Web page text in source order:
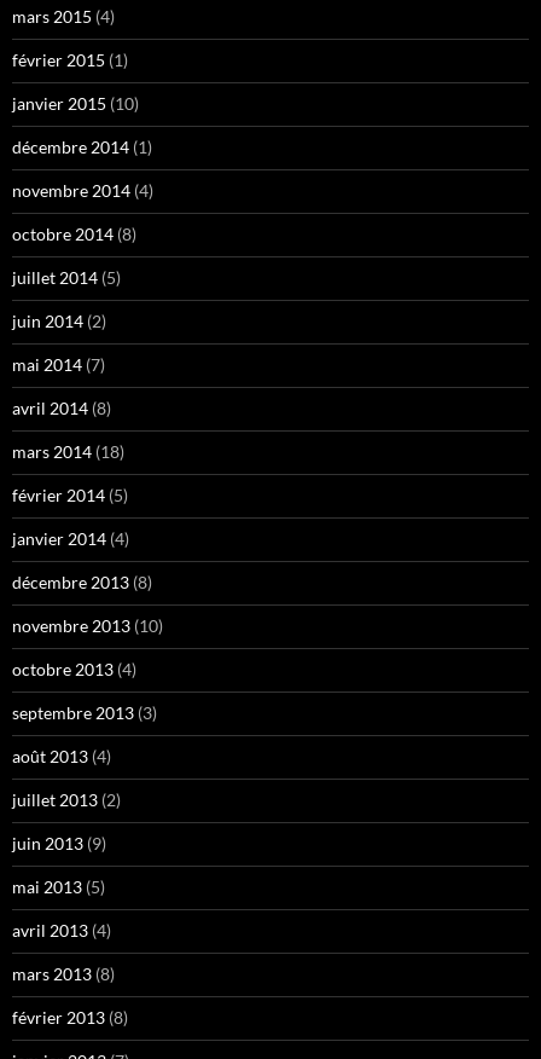
mars 2015 (4)
février 2015 (1)
janvier 2015 (10)
décembre 2014 (1)
novembre 2014 (4)
octobre 2014 (8)
juillet 2014 (5)
juin 2014 (2)
mai 2014 (7)
avril 2014 (8)
mars 2014 (18)
février 2014 (5)
janvier 2014 (4)
décembre 2013 (8)
novembre 2013 (10)
octobre 2013 (4)
septembre 2013 (3)
août 2013 (4)
juillet 2013 (2)
juin 2013 (9)
mai 2013 (5)
avril 2013 (4)
mars 2013 (8)
février 2013 (8)